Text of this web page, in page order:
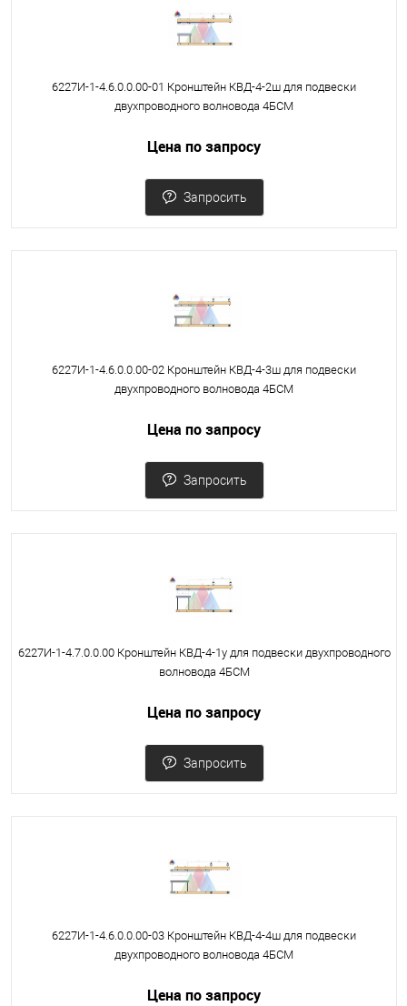
6227И-1-4.6.0.0.00-01 Кронштейн КВД-4-2ш для подвески
двухпроводного волновода 4БСМ
Цена по запросу
Запросить
6227И-1-4.6.0.0.00-02 Кронштейн КВД-4-3ш для подвески
двухпроводного волновода 4БСМ
Цена по запросу
Запросить
6227И-1-4.7.0.0.00 Кронштейн КВД-4-1у для подвески двухпроводного
волновода 4БСМ
Цена по запросу
Запросить
6227И-1-4.6.0.0.00-03 Кронштейн КВД-4-4ш для подвески
двухпроводного волновода 4БСМ
Цена по запросу